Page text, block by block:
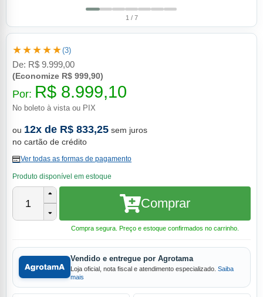
1 / 7
★★★★★(3)
De: R$ 9.999,00
(Economize R$ 999,90)
Por: R$ 8.999,10
No boleto à vista ou PIX
ou 12x de R$ 833,25 sem juros
no cartão de crédito
Ver todas as formas de pagamento
Produto disponível em estoque
1 Comprar
Compra segura. Preço e estoque confirmados no carrinho.
Vendido e entregue por Agrotama
Loja oficial, nota fiscal e atendimento especializado. Saiba
mais